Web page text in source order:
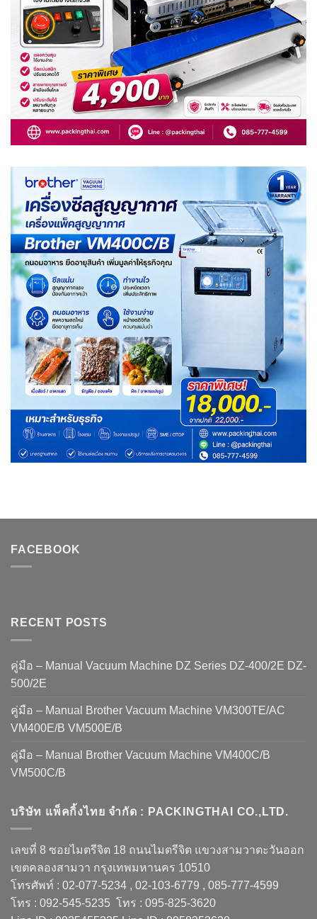
FACEBOOK
RECENT POSTS
คู่มือ – Manual Vacuum Machine DZ Series DZ-400/2E DZ-
500/2E
คู่มือ – Manual Brother Vacuum Machine VM300TE/AC
VM400E/B VM500E/B
คู่มือ – Manual Brother Vacuum Machine VM400C/B
VM500C/B
บริษัท แพ็คกิ้งไทย จำกัด : PACKINGTHAI CO.,LTD.
เลขที่ 8 ซอยไมตรีจิต 18 ถนนไมตรีจิต แขวงสามวาตะวันออก
เขตคลองสามวา กรุงเทพมหานคร 10510
โทรศัพท์ : 02-077-5234 , 02-103-6779 , 085-777-4599
โทร : 092-545-5235 โทร : 095-825-3620